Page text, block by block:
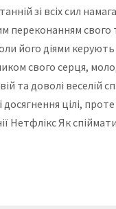
зі всіх сил
переконанням
його діями
свого серця,
та доволі веселій
цілі,
Нетфлікс Як